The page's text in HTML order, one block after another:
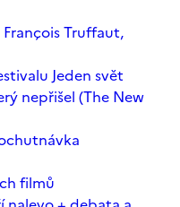
Truffaut,
Jeden svět
nepřišel (The New
filmů